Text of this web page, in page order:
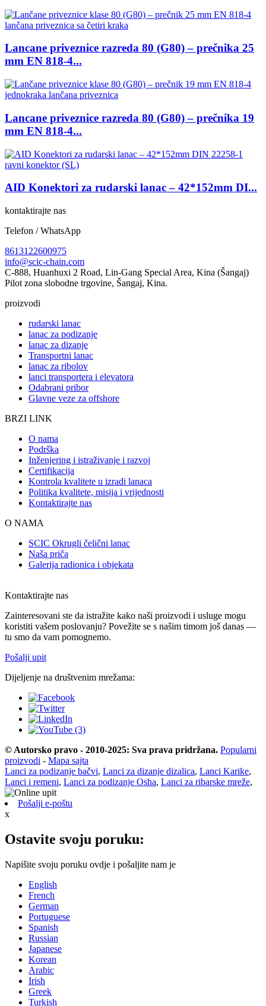
Lancane priveznice razreda 80 (G80) – prečnika 25
mm EN 818-4...
Lancane priveznice razreda 80 (G80) – prečnika 19
mm EN 818-4...
AID Konektori za rudarski lanac – 42*152mm DI...
kontaktirajte nas
Telefon / WhatsApp
8613122600975
info@scic-chain.com
C-888, Huanhuxi 2 Road, Lin-Gang Special Area, Kina (Šangaj)
Pilot zona slobodne trgovine, Šangaj, Kina.
proizvodi
rudarski lanac
lanac za podizanje
lanac za dizanje
Transportni lanac
lanac za ribolov
lanci transportera i elevatora
Odabrani pribor
Glavne veze za offshore
BRZI LINK
O nama
Podrška
Inženjering i istraživanje i razvoj
Certifikacija
Kontrola kvalitete u izradi lanaca
Politika kvalitete, misija i vrijednosti
Kontaktirajte nas
O NAMA
SCIC Okrugli čelični lanac
Naša priča
Galerija radionica i objekata
Kontaktirajte nas
Zainteresovani ste da istražite kako naši proizvodi i usluge mogu
koristiti vašem poslovanju? Povežite se s našim timom još danas —
tu smo da vam pomognemo.
Pošalji upit
Dijeljenje na društvenim mrežama:
© Autorsko pravo - 2010-2025: Sva prava pridržana. Popularni
proizvodi - Mapa sajta
Lanci za podizanje bačvi, Lanci za dizanje dizalica, Lanci Karike,
Lanci i remeni, Lanci za podizanje Osha, Lanci za ribarske mreže,
Pošalji e-poštu
x
Ostavite svoju poruku:
Napišite svoju poruku ovdje i pošaljite nam je
English
French
German
Portuguese
Spanish
Russian
Japanese
Korean
Arabic
Irish
Greek
Turkish